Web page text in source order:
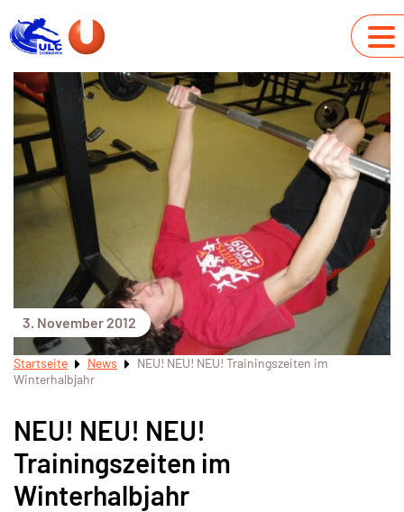
3. November 2012
Startseite News
NEU! NEU! NEU! Trainingszeiten im
Winterhalbjahr
NEU! NEU! NEU!
Trainingszeiten im
Winterhalbjahr